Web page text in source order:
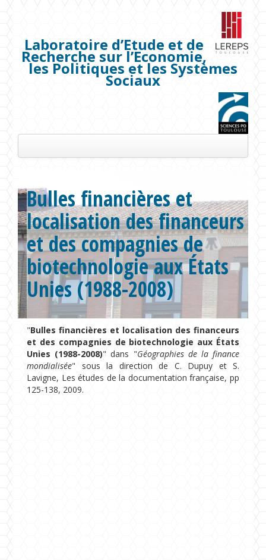
Laboratoire d’Etude et de
Recherche sur l’Economie,
les Politiques et les Systèmes
Sociaux
Les membres
Séminaires
Publications
Projets de recherche
Formations
Bulles financières et
localisation des financeurs
et des compagnies de
biotechnologie aux États
Unies (1988-2008)
"Bulles financières et localisation des financeurs
et des compagnies de biotechnologie aux États
Unies (1988-2008)" dans "Géographies de la finance
mondialisée" sous la direction de C. Dupuy et S.
Lavigne, Les études de la documentation française, pp
125-138, 2009.